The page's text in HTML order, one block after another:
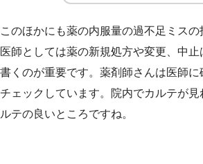
このほかにも薬の内服量の過不足ミスの
医師としては薬の新規処方や変更、中
書くのが重要です。薬剤師さんは医師
チェックしています。院内でカルテが
ルテの良いところですね。